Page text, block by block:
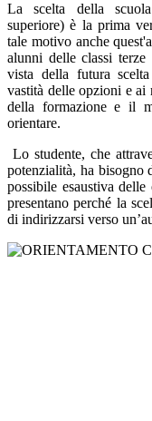
La scelta della
superiore) è la prima
tale motivo anche
alunni delle classi
vista della futura
vastità delle opzioni e
della formazione e il
orientare.
Lo studente, che
potenzialità, ha bisogno
possibile esaustiva
presentano perché la
di indirizzarsi verso